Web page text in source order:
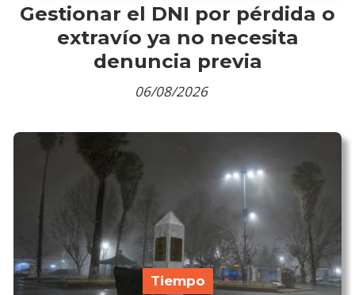
Gestionar el DNI por pérdida o
extravío ya no necesita
denuncia previa
06/08/2026
Tiempo